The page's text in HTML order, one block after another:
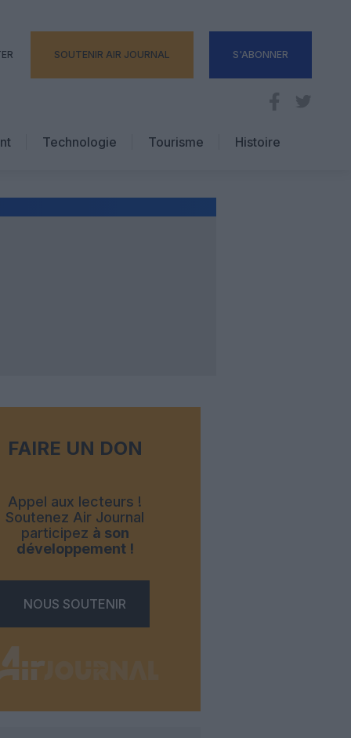
SOUTENIR AIR JOURNAL S'ABONNER
Technologie
Tourisme
Hôtellerie
Histoire
FAIRE UN DON
Appel aux lecteurs !
Soutenez Air Journal
participez à son
développement !
NOUS SOUTENIR